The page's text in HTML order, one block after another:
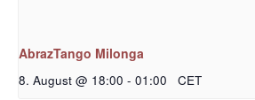
AbrazTango Milonga
8. August @ 18:00 - 01:00 CET